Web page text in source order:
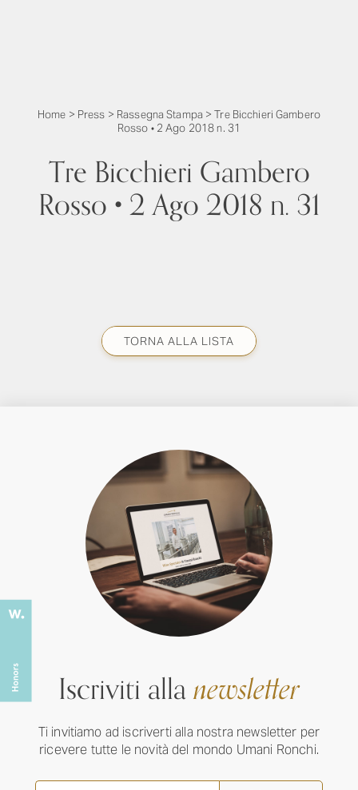
Home > Press > Rassegna Stampa >Tre Bicchieri Gambero
Rosso • 2 Ago 2018 n. 31
Tre Bicchieri Gambero
Rosso • 2 Ago 2018 n. 31
TORNA ALLA LISTA
Iscriviti allanewsletter
Ti invitiamo ad iscriverti alla nostra newsletter per
ricevere tutte le novità del mondo Umani Ronchi.